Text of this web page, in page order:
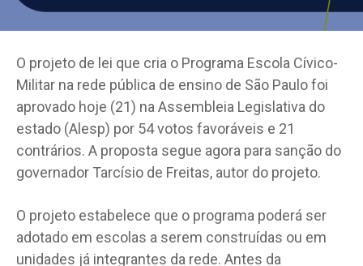
O projeto de lei que cria o Programa Escola Cívico-
Militar na rede pública de ensino de São Paulo foi
aprovado hoje (21) na Assembleia Legislativa do
estado (Alesp) por 54 votos favoráveis e 21
contrários. A proposta segue agora para sanção do
governador Tarcísio de Freitas, autor do projeto.
O projeto estabelece que o programa poderá ser
adotado em escolas a serem construídas ou em
unidades já integrantes da rede. Antes da